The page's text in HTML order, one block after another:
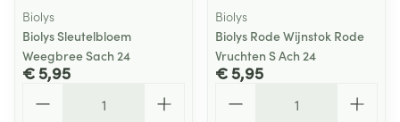
Biolys
Biolys Sleutelbloem
Weegbree Sach 24
€ 5,95
Biolys
Biolys Rode Wijnstok Rode
Vruchten S Ach 24
€ 5,95